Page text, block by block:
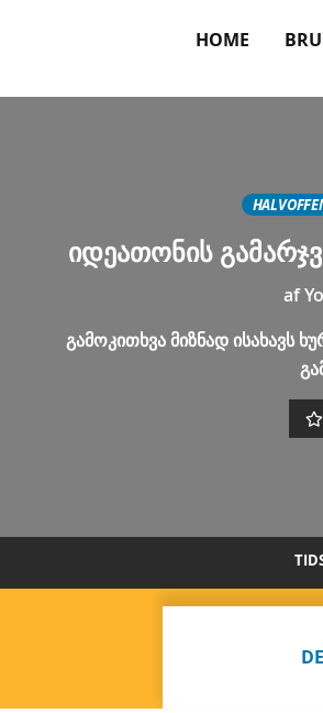
HOME
იდეათონის
af
გამოკითხვა მიზნად ისახავს